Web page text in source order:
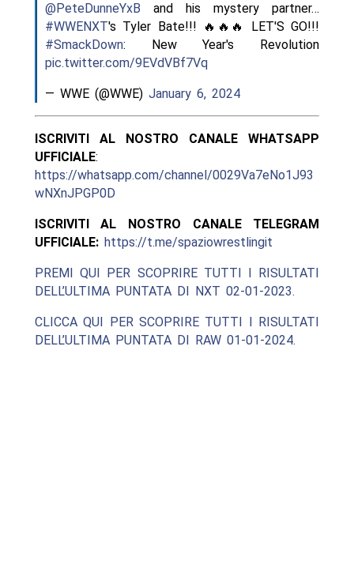
@PeteDunneYxB and his mystery partner…
#WWENXT's Tyler Bate!!! 🔥🔥🔥 LET'S GO!!!
#SmackDown: New Year's Revolution
pic.twitter.com/9EVdVBf7Vq
— WWE (@WWE) January 6, 2024
ISCRIVITI AL NOSTRO CANALE WHATSAPP
UFFICIALE:
https://whatsapp.com/channel/0029Va7eNo1J93
wNXnJPGP0D
ISCRIVITI AL NOSTRO CANALE TELEGRAM
UFFICIALE: https://t.me/spaziowrestlingit
PREMI QUI PER SCOPRIRE TUTTI I RISULTATI
DELL’ULTIMA PUNTATA DI NXT 02-01-2023.
CLICCA QUI PER SCOPRIRE TUTTI I RISULTATI
DELL’ULTIMA PUNTATA DI RAW 01-01-2024.